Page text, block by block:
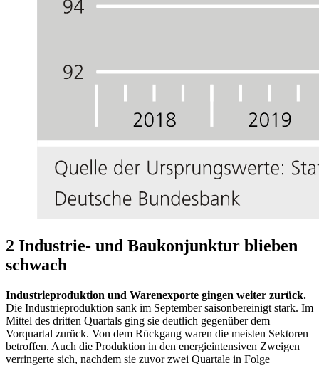
2 Industrie- und Baukonjunktur blieben
schwach
Industrieproduktion und Warenexporte gingen weiter zurück.
Die Industrieproduktion sank im September saisonbereinigt stark. Im
Mittel des dritten Quartals ging sie deutlich gegenüber dem
Vorquartal zurück. Von dem Rückgang waren die meisten Sektoren
betroffen. Auch die Produktion in den energieintensiven Zweigen
verringerte sich, nachdem sie zuvor zwei Quartale in Folge